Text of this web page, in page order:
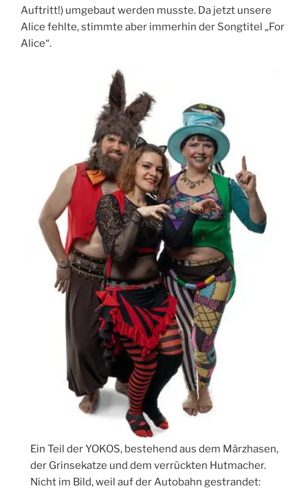
Auftritt!) umgebaut werden musste. Da jetzt unsere
Alice fehlte, stimmte aber immerhin der Songtitel „For
Alice“.
Ein Teil der YOKOS, bestehend aus dem Märzhasen,
der Grinsekatze und dem verrückten Hutmacher.
Nicht im Bild, weil auf der Autobahn gestrandet: